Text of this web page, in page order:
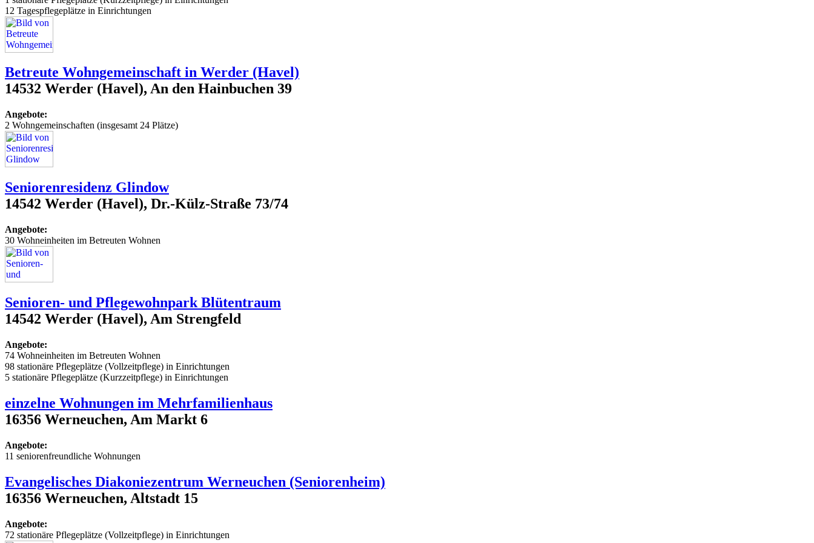
12 Tagespflegeplätze in Einrichtungen
Betreute Wohngemeinschaft in Werder (Havel)
14532 Werder (Havel), An den Hainbuchen 39
Angebote:
2 Wohngemeinschaften (insgesamt 24 Plätze)
Seniorenresidenz Glindow
14542 Werder (Havel), Dr.-Külz-Straße 73/74
Angebote:
30 Wohneinheiten im Betreuten Wohnen
Senioren- und Pflegewohnpark Blütentraum
14542 Werder (Havel), Am Strengfeld
Angebote:
74 Wohneinheiten im Betreuten Wohnen
98 stationäre Pflegeplätze (Vollzeitpflege) in Einrichtungen
5 stationäre Pflegeplätze (Kurzzeitpflege) in Einrichtungen
einzelne Wohnungen im Mehrfamilienhaus
16356 Werneuchen, Am Markt 6
Angebote:
11 seniorenfreundliche Wohnungen
Evangelisches Diakoniezentrum Werneuchen (Seniorenheim)
16356 Werneuchen, Altstadt 15
Angebote:
72 stationäre Pflegeplätze (Vollzeitpflege) in Einrichtungen